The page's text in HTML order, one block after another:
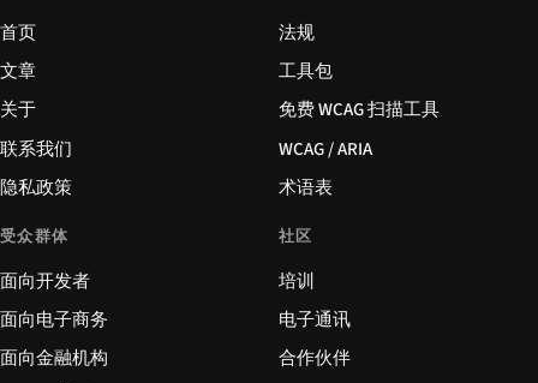
首页
文章
关于
联系我们
隐私政策
法规
工具包
免费 WCAG 扫描工具
WCAG / ARIA
术语表
受众群体
面向开发者
面向电子商务
面向金融机构
社区
培训
电子通讯
合作伙伴